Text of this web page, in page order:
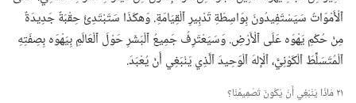
ٱلْأَمْوَاتُ سَيَسْتَفِيدُونَ بِوَاسِطَةِ تَدْبِيرِ ٱلْقِيَامَةِ.‏ وَهكَذَا سَتَبْتَدِئُ حِقْبَةٌ جَدِيدَةٌ
مِنْ حُكْمِ يَهْوَه عَلَى ٱلْأَرْضِ.‏ وَسَيَعْتَرِفُ جَمِيعُ ٱلْبَشَرِ حَوْلَ ٱلْعَالَمِ بِيَهْوَه بِصِفَتِهِ
ٱلْمُتَسَلِّطَ ٱلْكَوْنِيَّ،‏ ٱلْإلهَ ٱلْوَحِيدَ ٱلَّذِي يَنْبَغِي أَنْ يُعْبَدَ.‏
٢١ مَاذَا يَنْبَغِي أَنْ يَكُونَ تَصْمِيمُنَا؟‏